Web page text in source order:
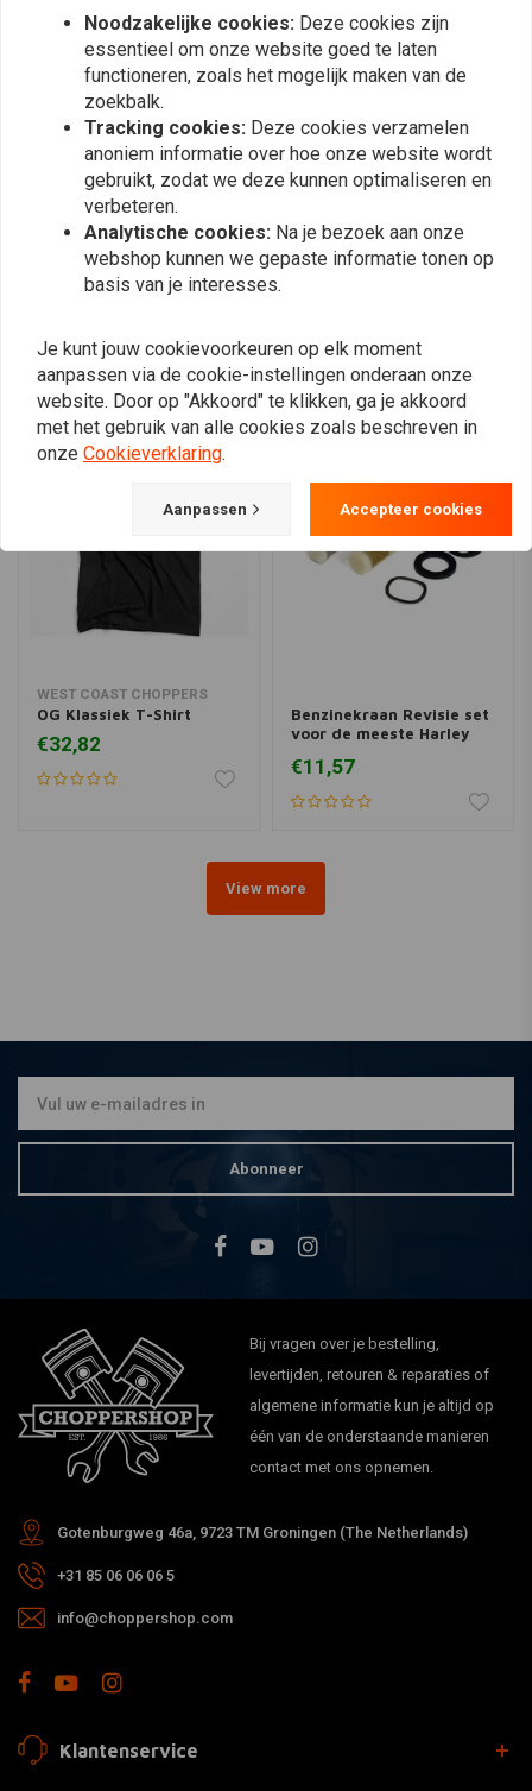
gemonteerd voor een geïntegreerd uiterlijk.
Geschikt voor:
57-22 XL Sportster
Opmerking:Controleer het exacte type goedkeuring en de geldigheid
voor het model en jaar van de motor.
(0 beoordelingen)
Plaats ook een review
Vergelijkbare producten
WEST COAST CHOPPERS
OG Klassiek T-Shirt
€32,82
Benzinekraan Revisie set
voor de meeste Harley
€11,57
View more
Abonneer
Bij vragen over je bestelling,
levertijden, retouren & reparaties of
algemene informatie kun je altijd op
één van de onderstaande manieren
contact met ons opnemen.
Gotenburgweg 46a, 9723 TM Groningen (The Netherlands)
+31 85 06 06 06 5
info@choppershop.com
Klantenservice
Noodzakelijke cookies: Deze cookies zijn
essentieel om onze website goed te laten
functioneren, zoals het mogelijk maken van de
zoekbalk.
Tracking cookies: Deze cookies verzamelen
anoniem informatie over hoe onze website wordt
gebruikt, zodat we deze kunnen optimaliseren en
verbeteren.
Analytische cookies: Na je bezoek aan onze
webshop kunnen we gepaste informatie tonen op
basis van je interesses.
Je kunt jouw cookievoorkeuren op elk moment
aanpassen via de cookie-instellingen onderaan onze
website. Door op "Akkoord" te klikken, ga je akkoord
met het gebruik van alle cookies zoals beschreven in
onze Cookieverklaring.
Aanpassen Accepteer cookies